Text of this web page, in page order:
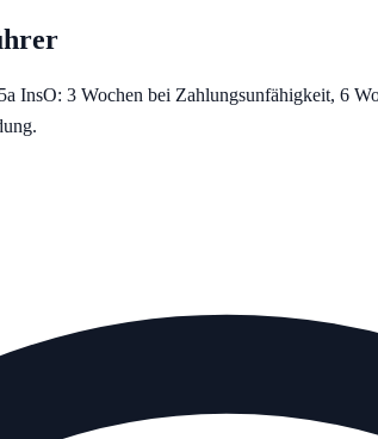
InsO: 3 Wochen bei Zahlungsunfähigkeit, 6